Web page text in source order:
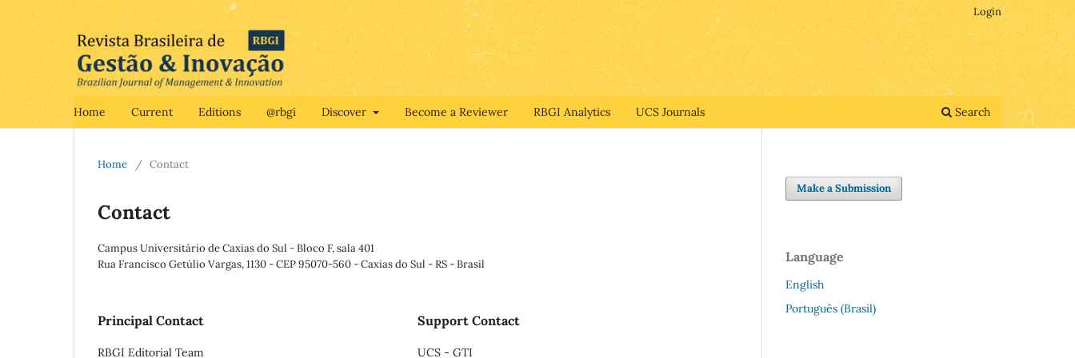
Home Current Editions @rbgi Discover Become a Reviewer RBGI Analytics UCS Journals Search
Login
Home / Contact
Contact
Campus Universitário de Caxias do Sul - Bloco F, sala 401
Rua Francisco Getúlio Vargas, 1130 - CEP 95070-560 - Caxias do Sul - RS - Brasil
Principal Contact
RBGI Editorial Team
Support Contact
UCS - GTI
Make a Submission
Language
English
Português (Brasil)